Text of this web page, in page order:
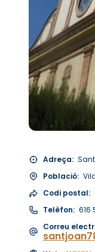
Adreça:
Població:
Codi postal:
Telèfon: 616
Correu